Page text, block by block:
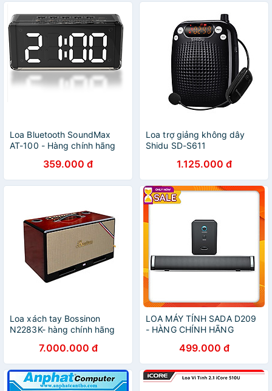
Loa Bluetooth SoundMax
AT-100 - Hàng chính hãng
359.000 đ
Loa trợ giảng không dây
Shidu SD-S611
1.125.000 đ
Loa xách tay Bossinon
N2283K- hàng chính hãng
7.000.000 đ
LOA MÁY TÍNH SADA D209
- HÀNG CHÍNH HÃNG
499.000 đ